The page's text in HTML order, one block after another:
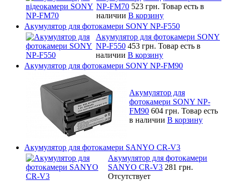
NP-FM70 523 грн. Товар есть в
наличии В корзину
Акумулятор для фотокамери SONY NP-F550
Акумулятор для фотокамери SONY
NP-F550 453 грн. Товар есть в
наличии В корзину
Акумулятор для фотокамери SONY NP-FM90
Акумулятор для
фотокамери SONY NP-
FM90 604 грн. Товар есть
в наличии В корзину
Акумулятор для фотокамери SANYO CR-V3
Акумулятор для фотокамери
SANYO CR-V3 281 грн.
Отсутствует